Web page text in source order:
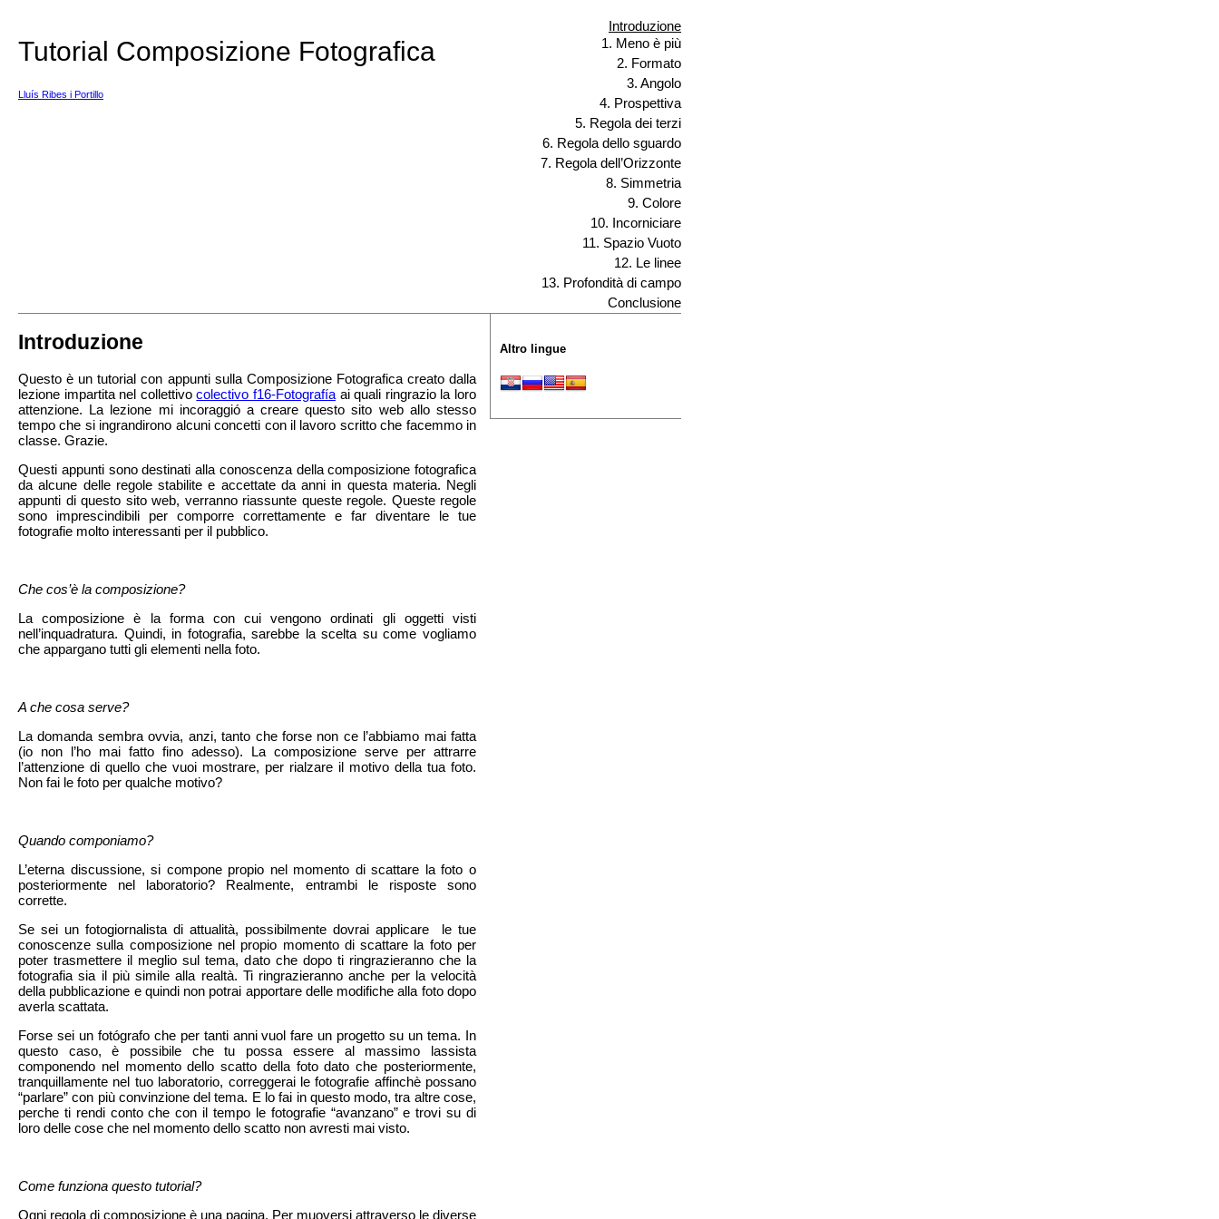
Tutorial Composizione Fotografica
Lluís Ribes i Portillo
Introduzione
1. Meno è più
2. Formato
3. Angolo
4. Prospettiva
5. Regola dei terzi
6. Regola dello sguardo
7. Regola dell’Orizzonte
8. Simmetria
9. Colore
10. Incorniciare
11. Spazio Vuoto
12. Le linee
13. Profondità di campo
Conclusione
Altro lingue
Introduzione
Questo è un tutorial con appunti sulla Composizione Fotografica creato dalla
lezione impartita nel collettivocolectivo f16-Fotografía ai quali ringrazio la loro
attenzione. La lezione mi incoraggió a creare questo sito web allo stesso
tempo che si ingrandirono alcuni concetti con il lavoro scritto che facemmo in
classe. Grazie.
Questi appunti sono destinati alla conoscenza della composizione fotografica
da alcune delle regole stabilite e accettate da anni in questa materia. Negli
appunti di questo sito web, verranno riassunte queste regole. Queste regole
sono imprescindibili per comporre correttamente e far diventare le tue
fotografie molto interessanti per il pubblico.
Che cos’è la composizione?
La composizione è la forma con cui vengono ordinati gli oggetti visti
nell’inquadratura. Quindi, in fotografia, sarebbe la scelta su come vogliamo
che appargano tutti gli elementi nella foto.
A che cosa serve?
La domanda sembra ovvia, anzi, tanto che forse non ce l’abbiamo mai fatta
(io non l’ho mai fatto fino adesso). La composizione serve per attrarre
l’attenzione di quello che vuoi mostrare, per rialzare il motivo della tua foto.
Non fai le foto per qualche motivo?
Quando componiamo?
L’eterna discussione, si compone propio nel momento di scattare la foto o
posteriormente nel laboratorio? Realmente, entrambi le risposte sono
corrette.
Se sei un fotogiornalista di attualità, possibilmente dovrai applicare le tue
conoscenze sulla composizione nel propio momento di scattare la foto per
poter trasmettere il meglio sul tema, dato che dopo ti ringrazieranno che la
fotografia sia il più simile alla realtà. Ti ringrazieranno anche per la velocità
della pubblicazione e quindi non potrai apportare delle modifiche alla foto dopo
averla scattata.
Forse sei un fotógrafo che per tanti anni vuol fare un progetto su un tema. In
questo caso, è possibile che tu possa essere al massimo lassista
componendo nel momento dello scatto della foto dato che posteriormente,
tranquillamente nel tuo laboratorio, correggerai le fotografie affinchè possano
“parlare” con più convinzione del tema. E lo fai in questo modo, tra altre cose,
perche ti rendi conto che con il tempo le fotografie “avanzano” e trovi su di
loro delle cose che nel momento dello scatto non avresti mai visto.
Come funziona questo tutorial?
Ogni regola di composizione è una pagina. Per muoversi attraverso le diverse